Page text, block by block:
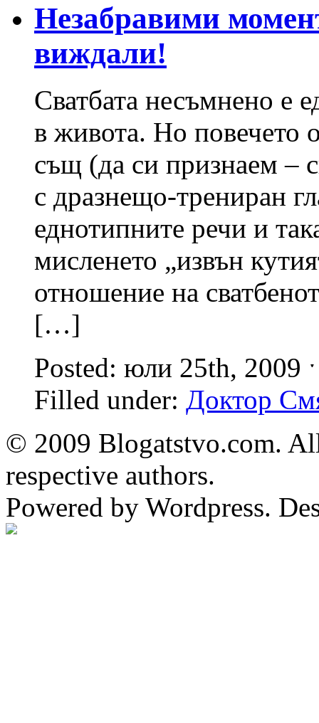
Незабравими
виждали!
Сватбата несъмнено е
в живота. Но повечето
същ (да си признаем –
с дразнещо-трениран
еднотипните речи и
мисленето „извън
отношение на
[…]
Posted: юли 25th, 2009
Filled under: Доктор
© 2009 Blogatstvo.com.
respective authors.
Powered by Wordpress.